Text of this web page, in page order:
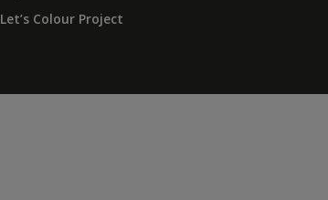
Let’s Colour Project